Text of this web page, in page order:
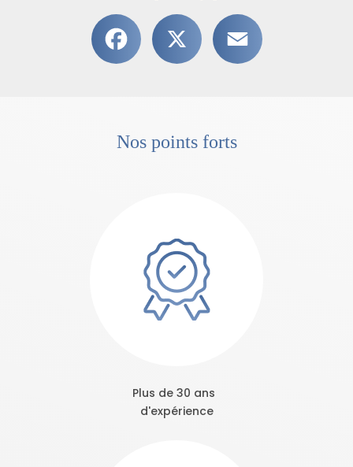
Facebook
Nos points forts
Plus de 30 ans
d'expérience